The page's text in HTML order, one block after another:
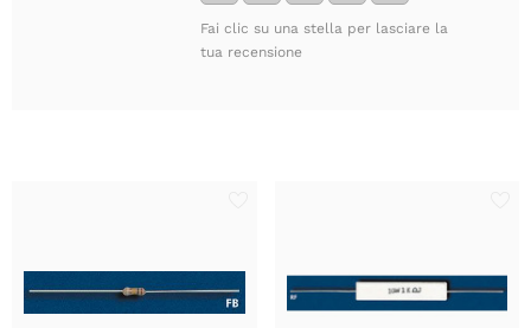
Fai clic su una stella per lasciare la
tua recensione